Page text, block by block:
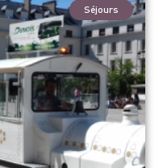
Séjours